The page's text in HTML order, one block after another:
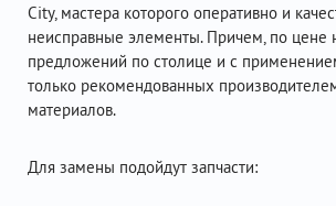
City, мастера которого оперативно и
неисправные элементы. Причем, по цене
предложений по столице и с
только рекомендованных
материалов.
Для замены подойдут запчасти: